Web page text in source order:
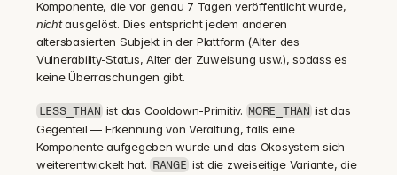
nicht ausgelöst. Dies entspricht jedem anderen
altersbasierten Subjekt in der Plattform (Alter des
Vulnerability-Status, Alter der Zuweisung usw.), sodass es
keine Überraschungen gibt.
LESS_THAN ist das Cooldown-Primitiv. MORE_THAN ist das
Gegenteil — Erkennung von Veraltung, falls eine
Komponente aufgegeben wurde und das Ökosystem sich
weiterentwickelt hat. RANGE ist die zweiseitige Variante, die